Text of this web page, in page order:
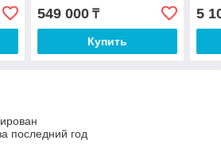
549 000₸
Купить
5
последний год